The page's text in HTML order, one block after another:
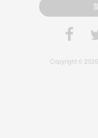
Copyright ©